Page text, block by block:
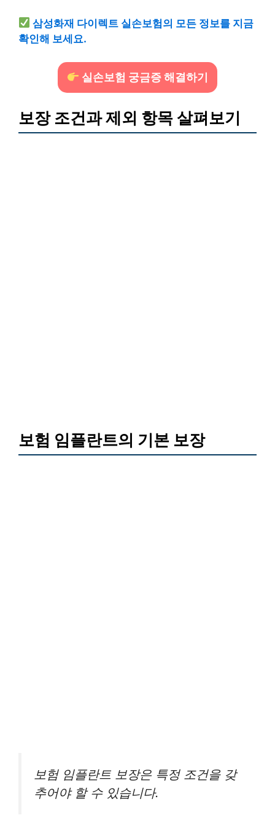
삼성화재 다이렉트 실손보험의 모든 정보를 지금
확인해 보세요.
실손보험 궁금증 해결하기
보장 조건과 제외 항목 살펴보기
보험 임플란트의 기본 보장
보험 임플란트 보장은 특정 조건을 갖
추어야 할 수 있습니다.